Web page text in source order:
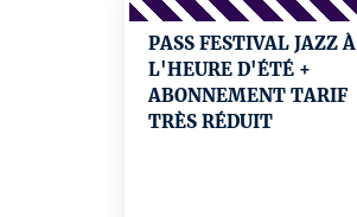
PASS FESTIVAL JAZZ À
L'HEURE D'ÉTÉ +
ABONNEMENT TARIF
TRÈS RÉDUIT